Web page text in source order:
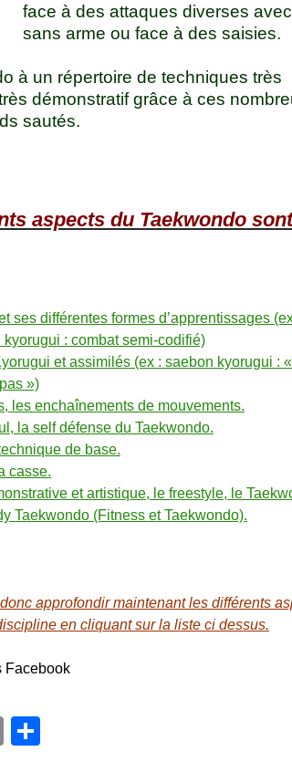
face à des attaques diverses
sans arme ou face à des saisies.
à un répertoire de techniques très
démonstratif grâce à ces
sautés.
aspects du Taekwondo sont
ses différentes formes d’apprentissages
: combat semi-codifié)
et assimilés (ex : saebon kyorugui :
»)
les enchaînements de mouvements.
la self défense du Taekwondo.
de base.
casse.
et artistique, le freestyle, le
Taekwondo (Fitness et Taekwondo).
approfondir maintenant les différents
en cliquant sur la liste ci dessus.
Facebook
E